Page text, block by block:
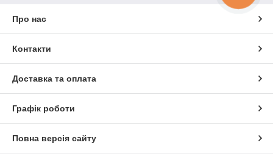
Про нас
Контакти
Доставка та оплата
Графік роботи
Повна версія сайту